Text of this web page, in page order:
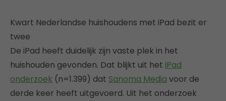
Kwart Nederlandse huishoudens met iPad bezit er
twee
De iPad heeft duidelijk zijn vaste plek in het
huishouden gevonden. Dat blijkt uit het iPad
onderzoek (n=1.399) dat Sanoma Media voor de
derde keer heeft uitgevoerd. Uit het onderzoek